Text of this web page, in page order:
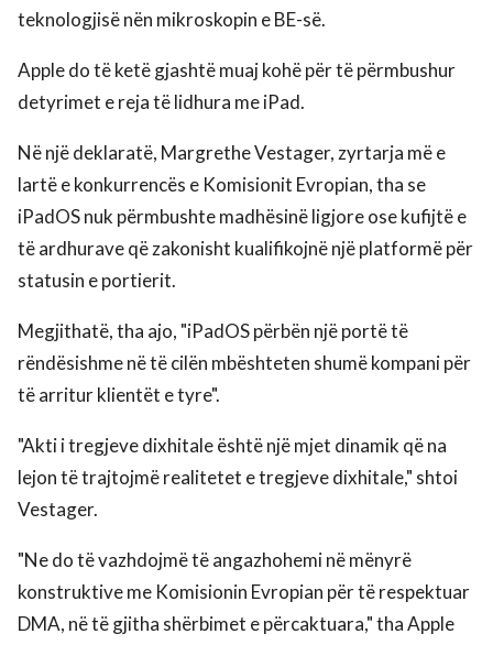
teknologjisë nën mikroskopin e BE-së.
Apple do të ketë gjashtë muaj kohë për të përmbushur
detyrimet e reja të lidhura me iPad.
Në një deklaratë, Margrethe Vestager, zyrtarja më e
lartë e konkurrencës e Komisionit Evropian, tha se
iPadOS nuk përmbushte madhësinë ligjore ose kufijtë e
të ardhurave që zakonisht kualifikojnë një platformë për
statusin e portierit.
Megjithatë, tha ajo, "iPadOS përbën një portë të
rëndësishme në të cilën mbështeten shumë kompani për
të arritur klientët e tyre".
"Akti i tregjeve dixhitale është një mjet dinamik që na
lejon të trajtojmë realitetet e tregjeve dixhitale," shtoi
Vestager.
"Ne do të vazhdojmë të angazhohemi në mënyrë
konstruktive me Komisionin Evropian për të respektuar
DMA, në të gjitha shërbimet e përcaktuara," tha Apple